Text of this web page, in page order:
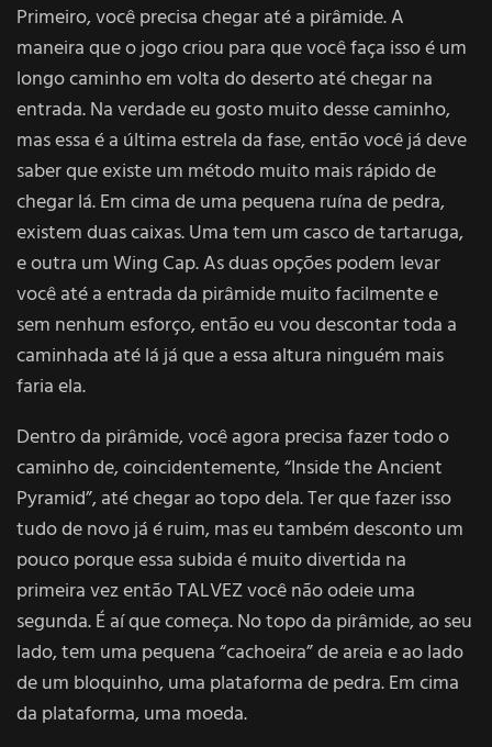
Primeiro, você precisa chegar até a pirâmide. A
maneira que o jogo criou para que você faça isso é um
longo caminho em volta do deserto até chegar na
entrada. Na verdade eu gosto muito desse caminho,
mas essa é a última estrela da fase, então você já deve
saber que existe um método muito mais rápido de
chegar lá. Em cima de uma pequena ruína de pedra,
existem duas caixas. Uma tem um casco de tartaruga,
e outra um Wing Cap. As duas opções podem levar
você até a entrada da pirâmide muito facilmente e
sem nenhum esforço, então eu vou descontar toda a
caminhada até lá já que a essa altura ninguém mais
faria ela.
Dentro da pirâmide, você agora precisa fazer todo o
caminho de, coincidentemente, “Inside the Ancient
Pyramid”, até chegar ao topo dela. Ter que fazer isso
tudo de novo já é ruim, mas eu também desconto um
pouco porque essa subida é muito divertida na
primeira vez então TALVEZ você não odeie uma
segunda. É aí que começa. No topo da pirâmide, ao seu
lado, tem uma pequena “cachoeira” de areia e ao lado
de um bloquinho, uma plataforma de pedra. Em cima
da plataforma, uma moeda.